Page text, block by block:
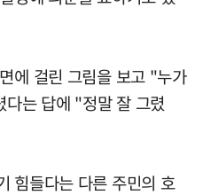
에 걸린 그림을 보고 "누가
는 답에 "정말 잘 그렸
힘들다는 다른 주민의 호